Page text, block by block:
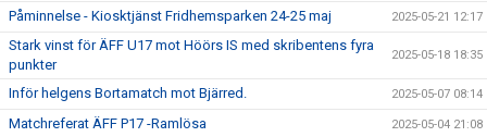
Påminnelse - Kiosktjänst Fridhemsparken 24-25 maj 2025-05-21 12:17
Stark vinst för ÄFF U17 mot Höörs IS med skribentens fyra
punkter
2025-05-18 18:35
Inför helgens Bortamatch mot Bjärred. 2025-05-07 08:14
Matchreferat ÄFF P17 -Ramlösa 2025-05-04 21:08